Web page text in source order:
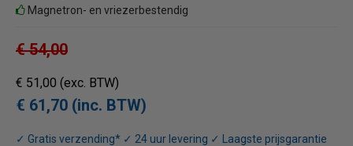
Magnetron- en vriezerbestendig
€ 54,00
€ 51,00 (exc. BTW)
€ 61,70 (inc. BTW)
✓ Gratis verzending* ✓ 24 uur levering ✓ Laagste prijsgarantie